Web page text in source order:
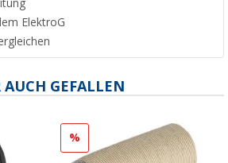
ElektroG
GEFALLEN
%